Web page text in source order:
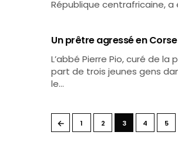
République centrafricaine, a
Un prêtre agressé en Corse
L’abbé Pierre Pio, curé de
part de trois jeunes gens
le…
← 1 2 3 4 5